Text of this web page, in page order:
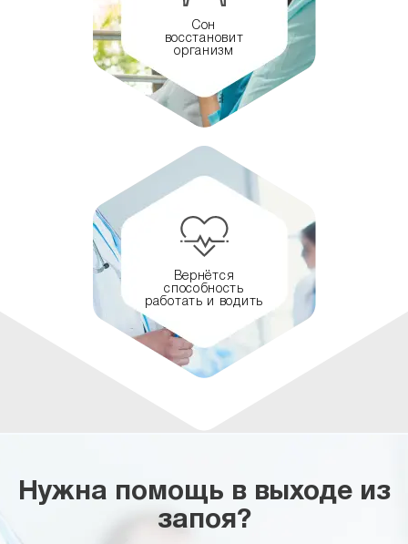
Сон
восстановит
организм
Вернётся
способность
работать и водить
Нужна помощь в выходе из
запоя?